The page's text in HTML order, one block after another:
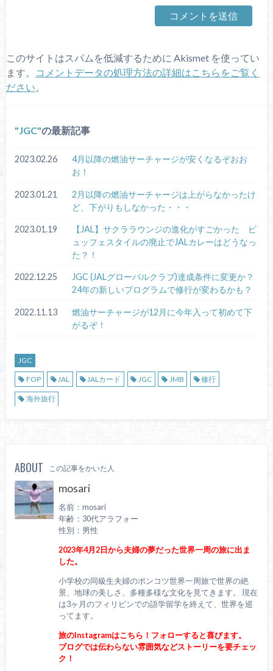
このサイトはスパムを低減するために Akismet を使ってい
ます。
コメントデータの処理方法の詳細はこちらをご覧く
ださい
JGC の最新記事
2023.02.26
4月以降の燃油サーチャージが安くなるぞおお
お！
2023.01.21
2月以降の燃油サーチャージは上がらなかったけ
ど、下がりもしなかった・・・
2023.01.19
【JAL】サクララウンジの進化がすごかった ビ
ュッフェスタイルの廃止でJALカレーはどうなっ
た？！
2022.12.25
JGC (JALグローバルクラブ)達成条件に変更か？
24年の新しいプログラムで修行が変わるかも？
2022.11.13
燃油サーチャージが12月に今年入って初めて下
がるぞ！
JGC
FOP
JAL JALカード JGC JMB 修行
海外旅行
ABOUT この記事をかいた人
mosari
名前：mosari
年齢：30代アラフォー
性別：男性
2023年4月2日から夫婦の夢だった世界一周の旅に出ま
した。
小学校の同級生夫婦のポンコツ世界一周旅で世界の絶
景、地球の美しさ、多種多様な文化を見てきます。 現在
は3ヶ月のフィリピンでの語学留学を終えて、世界を巡
ってます。
旅のInstagramはこちら！フォローすると喜びます。
ブログでは伝わらない雰囲気などストーリーを要チェッ
ク！